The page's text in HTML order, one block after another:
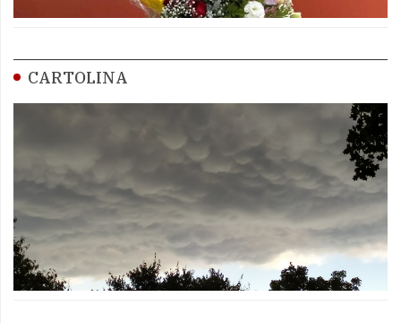
CARTOLINA